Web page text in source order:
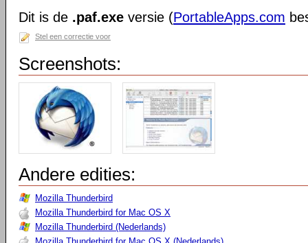
Dit is de .paf.exe versie (PortableApps.com
Stel een correctie voor
Screenshots:
Andere edities:
Mozilla Thunderbird
Mozilla Thunderbird for Mac OS X
Mozilla Thunderbird (Nederlands)